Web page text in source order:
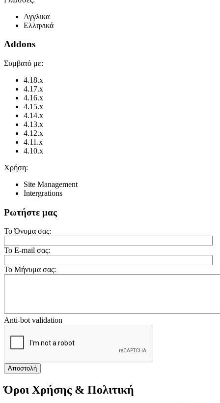
Αγγλικα
Ελληνικά
Addons
Συμβατό με:
4.18.x
4.17.x
4.16.x
4.15.x
4.14.x
4.13.x
4.12.x
4.11.x
4.10.x
Χρήση:
Site Management
Intergrations
Ρωτήστε μας
Το Όνομα σας:
Το E-mail σας:
Το Μήνυμα σας:
Anti-bot validation
Αποστολή
Όροι Χρήσης & Πολιτική